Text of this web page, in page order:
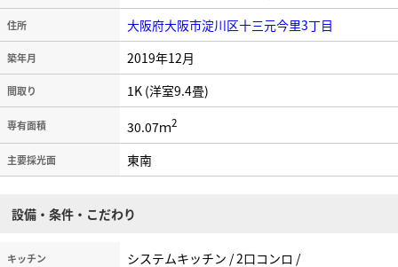
住所 大阪府大阪市淀川区十三元今里3丁目
築年月 2019年12月
間取り 1K (洋室9.4畳)
専有面積 30.07ｍ2
主要採光面 東南
設備・条件・こだわり
キッチン システムキッチン / 2口コンロ /